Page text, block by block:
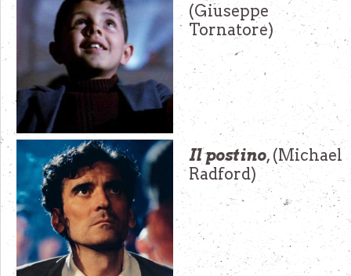
(Giuseppe
Tornatore)
Il postino, (Michael
Radford)